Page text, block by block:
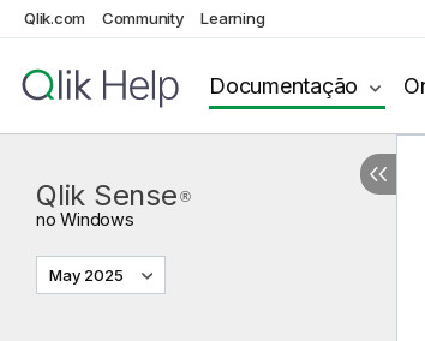
Qlik.com Community Learning
Documentação
Qlik Sense ®
noWindows
May 2025